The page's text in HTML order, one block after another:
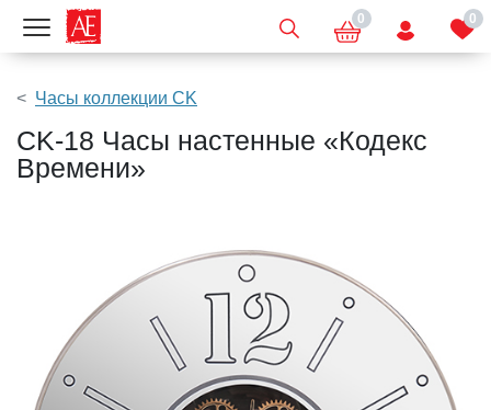
Показать меню 0 0
Часы коллекции CK
CK-18 Часы настенные «Кодекс
Времени»